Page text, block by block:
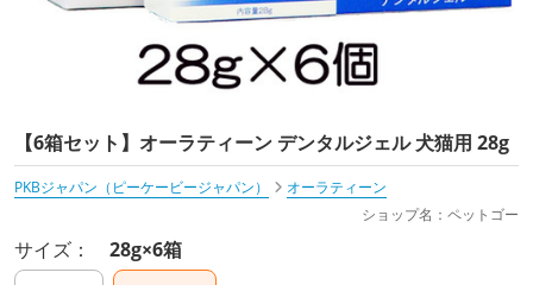
【6箱セット】オーラティーン デンタルジェル 犬猫用 28g
PKBジャパン（ピーケービージャパン）
オーラティーン
ショップ名：ペットゴー
サイズ： 28g×6箱